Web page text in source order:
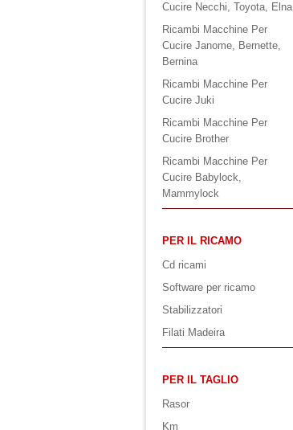
Cucire Necchi, Toyota, Elna
Ricambi Macchine Per
Cucire Janome, Bernette,
Bernina
Ricambi Macchine Per
Cucire Juki
Ricambi Macchine Per
Cucire Brother
Ricambi Macchine Per
Cucire Babylock,
Mammylock
PER IL RICAMO
Cd ricami
Software per ricamo
Stabilizzatori
Filati Madeira
PER IL TAGLIO
Rasor
Km